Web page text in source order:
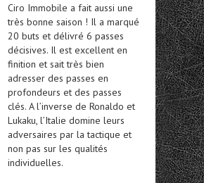
Ciro Immobile a fait aussi une
très bonne saison ! Il a marqué
20 buts et délivré 6 passes
décisives. Il est excellent en
finition et sait très bien
adresser des passes en
profondeurs et des passes
clés. A l’inverse de Ronaldo et
Lukaku, l’Italie domine leurs
adversaires par la tactique et
non pas sur les qualités
individuelles.